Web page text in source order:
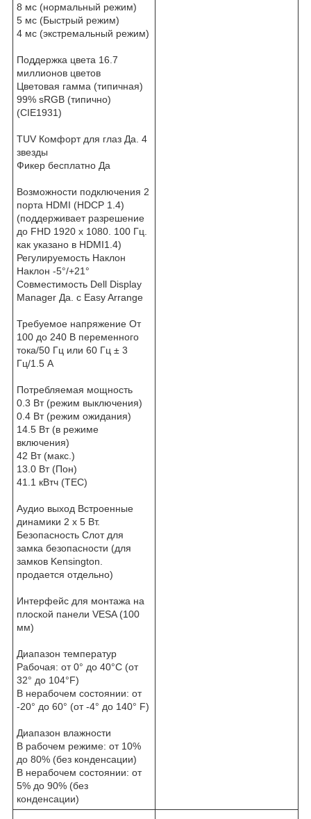
8 мс (нормальный режим)
5 мс (Быстрый режим)
4 мс (экстремальный режим)
Поддержка цвета 16.7
миллионов цветов
Цветовая гамма (типичная)
99% sRGB (типично)
(CIE1931)
TUV Комфорт для глаз Да. 4
звезды
Фикер бесплатно Да
Возможности подключения 2
порта HDMI (HDCP 1.4)
(поддерживает разрешение
до FHD 1920 x 1080. 100 Гц.
как указано в HDMI1.4)
Регулируемость Наклон
Наклон -5°/+21°
Совместимость Dell Display
Manager Да. с Easy Arrange
Требуемое напряжение От
100 до 240 В переменного
тока/50 Гц или 60 Гц ± 3
Гц/1.5 А
Потребляемая мощность
0.3 Вт (режим выключения)
0.4 Вт (режим ожидания)
14.5 Вт (в режиме
включения)
42 Вт (макс.)
13.0 Вт (Пон)
41.1 кВтч (ТЕС)
Аудио выход Встроенные
динамики 2 x 5 Вт.
Безопасность Слот для
замка безопасности (для
замков Kensington.
продается отдельно)
Интерфейс для монтажа на
плоской панели VESA (100
мм)
Диапазон температур
Рабочая: от 0° до 40°C (от
32° до 104°F)
В нерабочем состоянии: от
-20° до 60° (от -4° до 140° F)
Диапазон влажности
В рабочем режиме: от 10%
до 80% (без конденсации)
В нерабочем состоянии: от
5% до 90% (без
конденсации)